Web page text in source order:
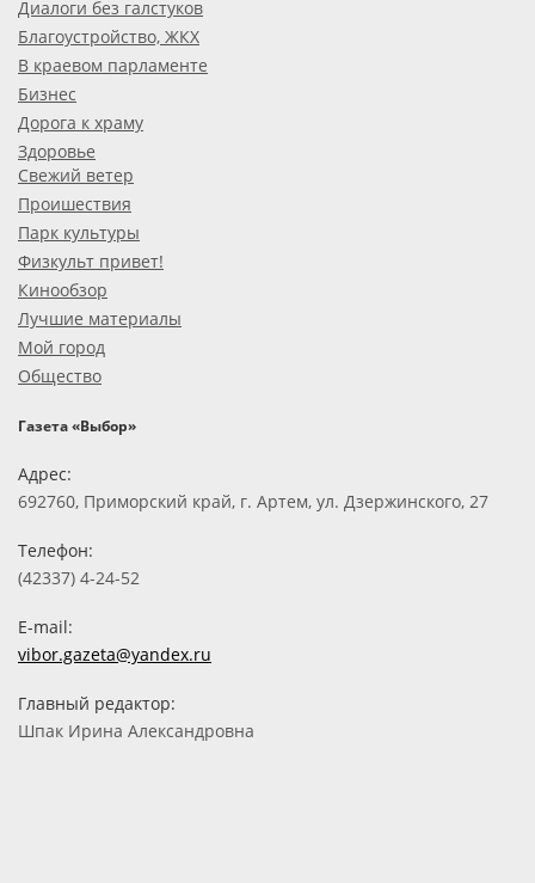
Диалоги без галстуков
Благоустройство, ЖКХ
В краевом парламенте
Бизнес
Дорога к храму
Здоровье
Свежий ветер
Проишествия
Парк культуры
Физкульт привет!
Кинообзор
Лучшие материалы
Мой город
Общество
Газета «Выбор»
Адрес:
692760, Приморский край, г. Артем, ул. Дзержинского, 27
Телефон:
(42337) 4-24-52
E-mail:
vibor.gazeta@yandex.ru
Главный редактор:
Шпак Ирина Александровна